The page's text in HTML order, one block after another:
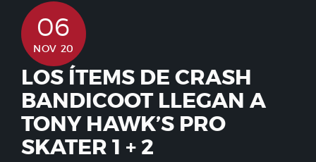
06
NOV 20
LOS ÍTEMS DE CRASH
BANDICOOT LLEGAN A
TONY HAWK’S PRO
SKATER 1 + 2